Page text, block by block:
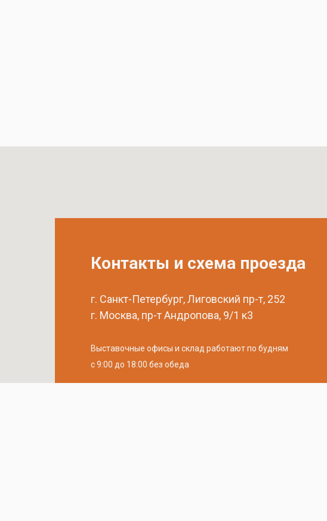
Контакты и схема проезда
г. Санкт-Петербург, Лиговский пр-т, 252
г. Москва, пр-т Андропова, 9/1 к3
Выставочные офисы и склад работают по будням
с 9:00 до 18:00 без обеда